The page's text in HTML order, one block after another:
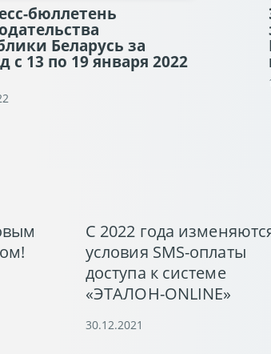
бюллетень
Беларусь за
с 13 по 19 января 2022
С 2022 года
условия SMS-оплаты
доступа к системе
«ЭТАЛОН-ONLINE»
30.12.2021